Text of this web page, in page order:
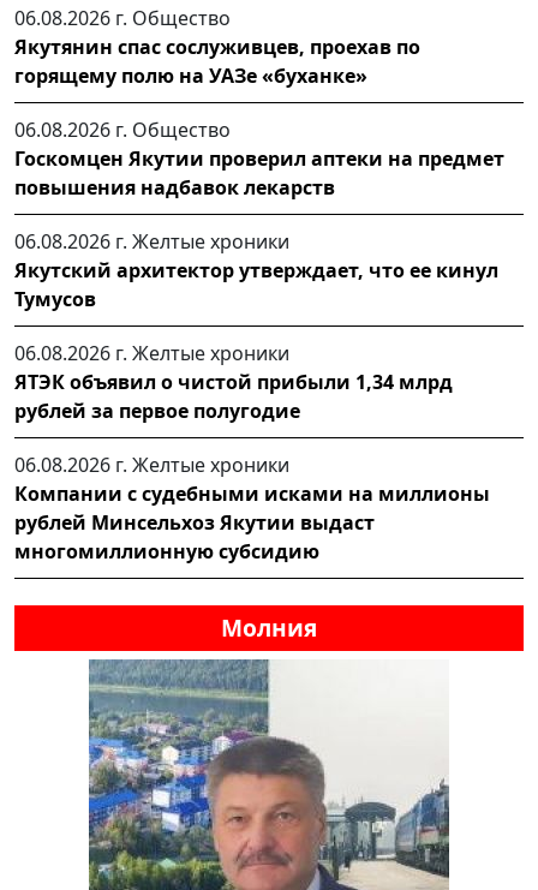
06.08.2026 г. Общество
Якутянин спас сослуживцев, проехав по
горящему полю на УАЗе «буханке»
06.08.2026 г. Общество
Госкомцен Якутии проверил аптеки на предмет
повышения надбавок лекарств
06.08.2026 г. Желтые хроники
Якутский архитектор утверждает, что ее кинул
Тумусов
06.08.2026 г. Желтые хроники
ЯТЭК объявил о чистой прибыли 1,34 млрд
рублей за первое полугодие
06.08.2026 г. Желтые хроники
Компании с судебными исками на миллионы
рублей Минсельхоз Якутии выдаст
многомиллионную субсидию
Молния